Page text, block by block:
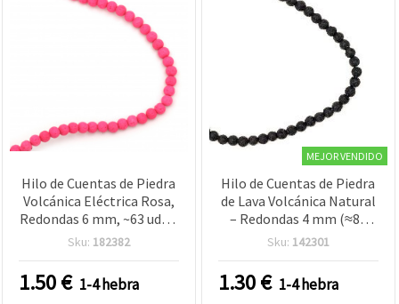
Hilo de Cuentas de Piedra
Volcánica Eléctrica Rosa,
Redondas 6 mm, ~63 uds –
Ideal para Bisutería
Sku: 182382
1.50€ 1-4 hebra
MEJOR VENDIDO
Hilo de Cuentas de Piedra
de Lava Volcánica Natural
– Redondas 4 mm (≈85
uds), Ideal para Bisutería y
Únicas, Estilo Natural y
Boho
Sku: 142301
1.30€ 1-4 hebra